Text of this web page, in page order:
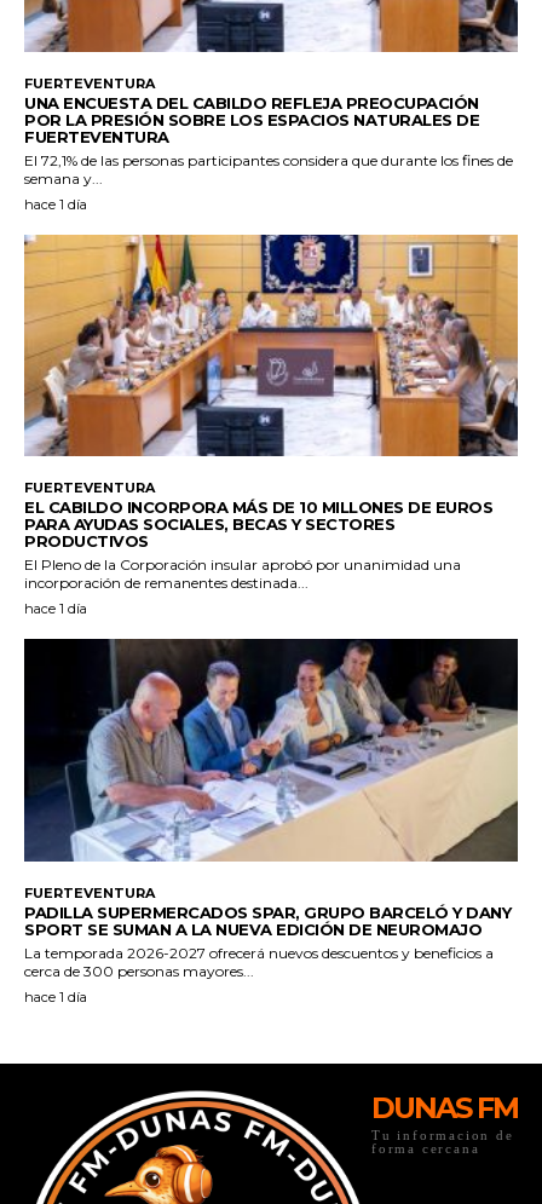
DUNAS FM
Tu informacion de
forma cercana